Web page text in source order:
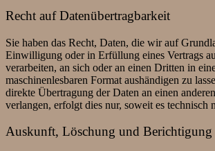
Recht auf Daten­übertrag­barkeit
Sie haben das Recht, Daten, die wir auf
Einwilligung oder in Erfüllung eines Vertrags
verarbeiten, an sich oder an einen Dritten in
maschinenlesbaren Format aushändigen zu
direkte Übertragung der Daten an einen
verlangen, erfolgt dies nur, soweit es technisch
Auskunft, Löschung und Berichtigung